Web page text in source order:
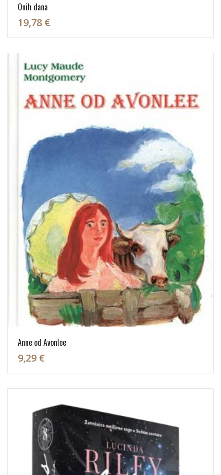
Onih dana
19,78 €
Anne od Avonlee
9,29 €